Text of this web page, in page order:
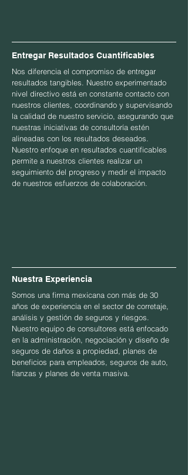
Entregar Resultados Cuantificables
Nos diferencia el compromiso de entregar
resultados tangibles. Nuestro experimentado
nivel directivo está en constante contacto con
nuestros clientes, coordinando y supervisando
la calidad de nuestro servicio asegurando que
nuestras iniciativas de consultoría estén
alineadas con los resultados deseados.
Nuestro enfoque en resultados cuantificables
permite a nuestros clientes realizar un
seguimiento del progreso y medir el impacto
de nuestros esfuerzos de colaboración.
Nuestra Experiencia
Somos una firma mexicana con más de 30
años de experiencia en el sector de corretaje,
análisis y gestión de seguros y riesgos.
Nuestro equipo de consultores está enfocado
en la administración, negociación y diseño de
seguros de daños a propiedad, planes de
beneficios para empleados, seguros de auto,
fianzas y planes de venta masiva.